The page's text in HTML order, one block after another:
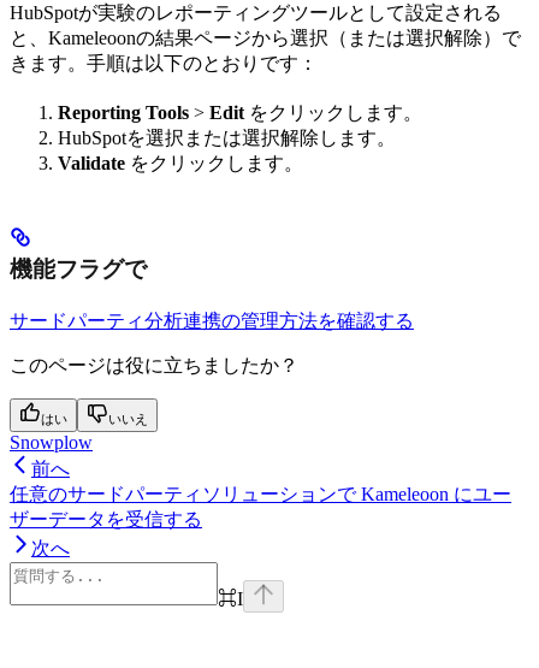
HubSpotが実験のレポーティングツールとして設定される
と、Kameleoonの結果ページから選択（または選択解除）で
きます。手順は以下のとおりです：
Reporting Tools > Edit をクリックします。
HubSpotを選択または選択解除します。
Validate をクリックします。
機能フラグで
サードパーティ分析連携の管理方法を確認する
このページは役に立ちましたか？
はい いいえ
Snowplow
前へ
任意のサードパーティソリューションで Kameleoon にユー
ザーデータを受信する
次へ
⌘I